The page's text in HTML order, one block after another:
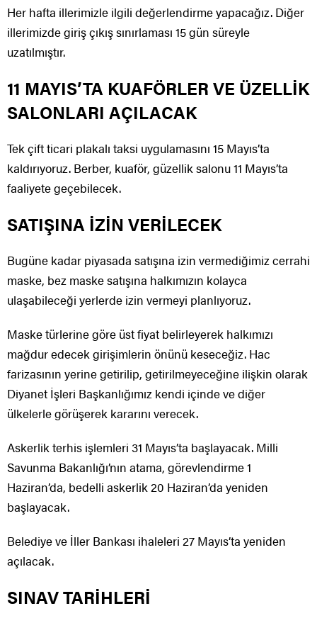
Her hafta illerimizle ilgili değerlendirme yapacağız. Diğer
illerimizde giriş çıkış sınırlaması 15 gün süreyle
uzatılmıştır.
11 MAYIS’TA KUAFÖRLER VE ÜZELLİK
SALONLARI AÇILACAK
Tek çift ticari plakalı taksi uygulamasını 15 Mayıs’ta
kaldırıyoruz. Berber, kuaför, güzellik salonu 11 Mayıs’ta
faaliyete geçebilecek.
SATIŞINA İZİN VERİLECEK
Bugüne kadar piyasada satışına izin vermediğimiz cerrahi
maske, bez maske satışına halkımızın kolayca
ulaşabileceği yerlerde izin vermeyi planlıyoruz.
Maske türlerine göre üst fiyat belirleyerek halkımızı
mağdur edecek girişimlerin önünü keseceğiz. Hac
farizasının yerine getirilip, getirilmeyeceğine ilişkin olarak
Diyanet İşleri Başkanlığımız kendi içinde ve diğer
ülkelerle görüşerek kararını verecek.
Askerlik terhis işlemleri 31 Mayıs’ta başlayacak. Milli
Savunma Bakanlığı’nın atama, görevlendirme 1
Haziran’da, bedelli askerlik 20 Haziran’da yeniden
başlayacak.
Belediye ve İller Bankası ihaleleri 27 Mayıs’ta yeniden
açılacak.
SINAV TARİHLERİ